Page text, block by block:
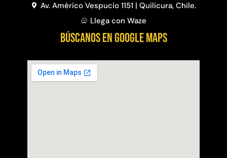
Av. Américo Vespucio 1151 | Quilicura, Chile.
Llega con Waze
BÚSCANOS EN GOOGLE MAPS